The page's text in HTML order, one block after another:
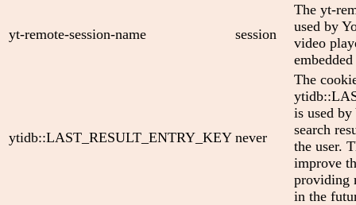
yt-remote-session-name session
The yt-
used by
video
ytidb::LAST_RESULT_ENTRY_KEY never
The
is used by
search
the user.
improve
providing
in the